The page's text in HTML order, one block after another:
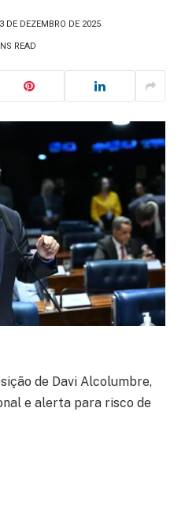
3 DE DEZEMBRO DE 2025
READ
de Davi Alcolumbre,
e alerta para risco de